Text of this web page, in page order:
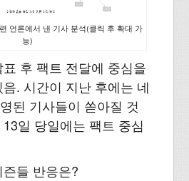
언론에서 낸 기사 분석(클릭 후 확대 가
능)
후 팩트 전달에 중심을
. 시간이 지난 후에는 네
된 기사들이 쏟아질 것
일 당일에는 팩트 중심
들 반응은?